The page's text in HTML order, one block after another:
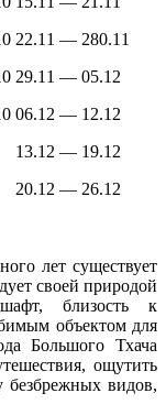
22.11 — 280.11
29.11 — 05.12
06.12 — 12.12
13.12 — 19.12
20.12 — 26.12
лет существует
своей природой
близость к
объектом для
Большого Тхача
ощутить
видов,